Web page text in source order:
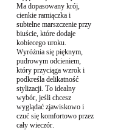
Ma dopasowany krój,
cienkie ramiączka i
subtelne marszczenie przy
biuście, które dodaje
kobiecego uroku.
Wyróżnia się pięknym,
pudrowym odcieniem,
który przyciąga wzrok i
podkreśla delikatność
stylizacji. To idealny
wybór, jeśli chcesz
wyglądać zjawiskowo i
czuć się komfortowo przez
cały wieczór.